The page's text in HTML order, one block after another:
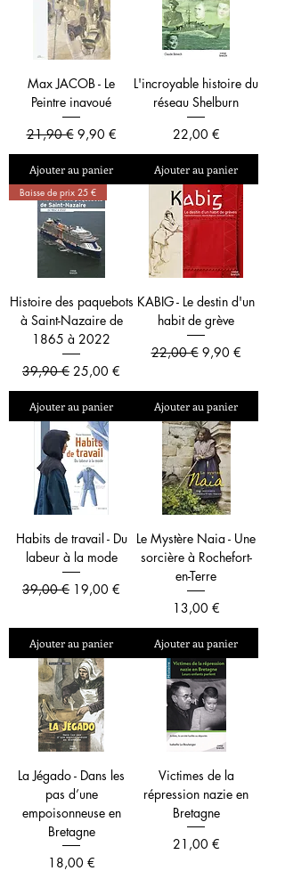
Max JACOB - Le
Peintre inavoué
Prix original
21,90 € Prix promotionnel
9,90 €
Ajouter au panier
L'incroyable histoire du
réseau Shelburn
Prix
22,00 €
Ajouter au panier
Baisse de prix 25 €
Histoire des paquebots
à Saint-Nazaire de
1865 à 2022
Prix original
39,90 € Prix promotionnel
25,00 €
Ajouter au panier
KABIG - Le destin d'un
habit de grève
Prix original
22,00 € Prix
9,90 €
Ajouter au panier
Habits de travail - Du
labeur à la mode
Prix original
39,00 € Prix promotionnel
19,00 €
Ajouter au panier
Le Mystère Naia - Une
sorcière à Rochefort-
en-Terre
Prix
13,00 €
Ajouter au panier
La Jégado - Dans les
pas d’une
empoisonneuse en
Bretagne
Prix
18,00 €
Victimes de la
répression nazie en
Bretagne
Prix
21,00 €